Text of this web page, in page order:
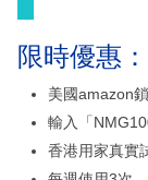
限時優惠
美國amazon
輸入「
香港用家真實